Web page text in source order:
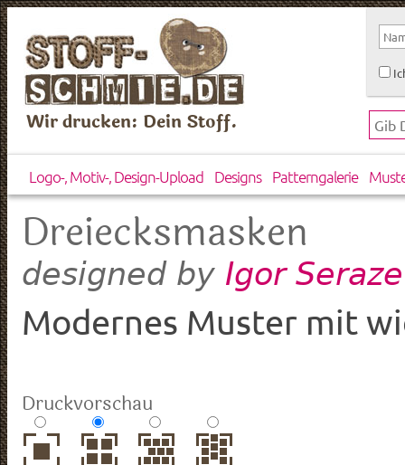
Wir drucken: Dein Stoff.
Logo-, Motiv-, Design-Upload Designs Patterngalerie
Dreiecksmasken
designed by Igor
Modernes Muster mit
Druckvorschau